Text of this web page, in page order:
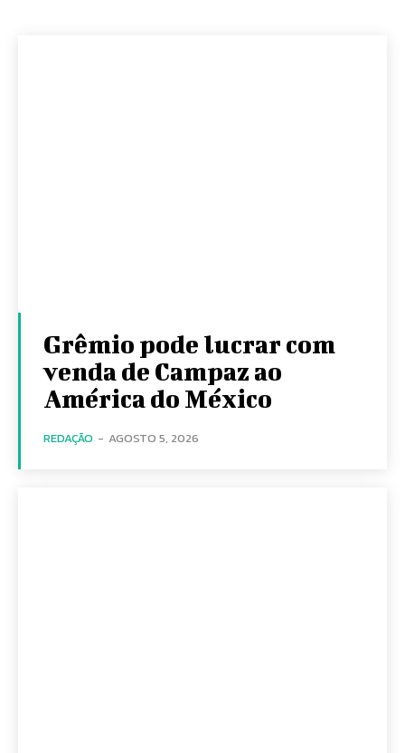
Grêmio pode lucrar com
venda de Campaz ao
América do México
REDAÇÃO - AGOSTO 5, 2026